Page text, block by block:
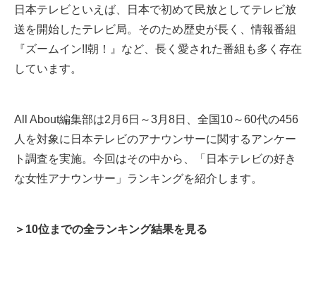
日本テレビといえば、日本で初めて民放としてテレビ放
送を開始したテレビ局。そのため歴史が長く、情報番組
『ズームイン!!朝！』など、長く愛された番組も多く存在
しています。
All About編集部は2月6日～3月8日、全国10～60代の456
人を対象に日本テレビのアナウンサーに関するアンケー
ト調査を実施。今回はその中から、「日本テレビの好き
な女性アナウンサー」ランキングを紹介します。
＞10位までの全ランキング結果を見る